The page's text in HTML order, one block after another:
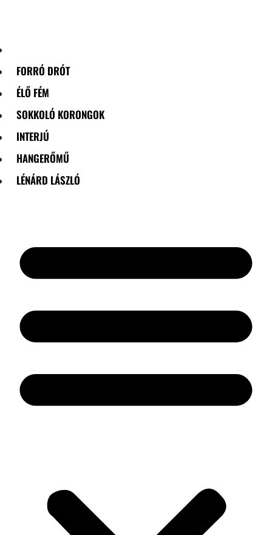
FORRÓ DRÓT
ÉLŐ FÉM
SOKKOLÓ KORONGOK
INTERJÚ
HANGERŐMŰ
LÉNÁRD LÁSZLÓ